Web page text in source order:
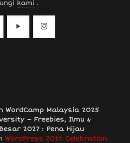
kami .
WordCamp Malaysia 2025
– Freebies, Ilmu &
2027 : Pena Hijau
WordPress 20th Celebration